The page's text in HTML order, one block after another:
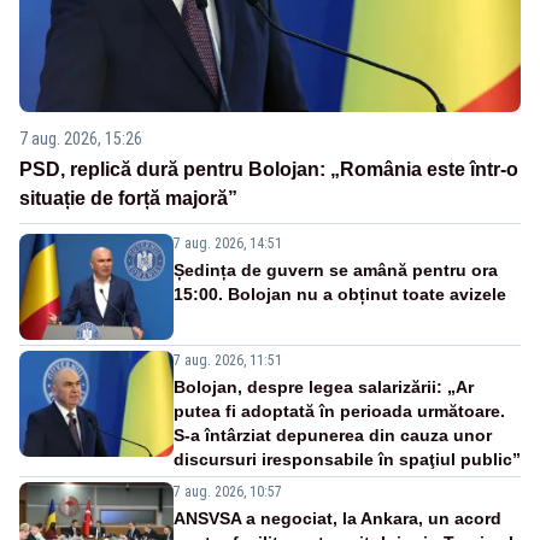
7 aug. 2026, 15:26
PSD, replică dură pentru Bolojan: „România este într-o
situație de forță majoră”
7 aug. 2026, 14:51
Ședința de guvern se amână pentru ora
15:00. Bolojan nu a obținut toate avizele
7 aug. 2026, 11:51
Bolojan, despre legea salarizării: „Ar
putea fi adoptată în perioada următoare.
S-a întârziat depunerea din cauza unor
discursuri iresponsabile în spaţiul public”
7 aug. 2026, 10:57
ANSVSA a negociat, la Ankara, un acord